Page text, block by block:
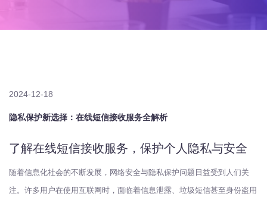
2024-12-18
隐私保护新选择：在线短信接收服务全解析
了解在线短信接收服务，保护个人隐私与安全
随着信息化社会的不断发展，网络安全与隐私保护问题日益受到人们关
注。许多用户在使用互联网时，面临着信息泄露、垃圾短信甚至身份盗用